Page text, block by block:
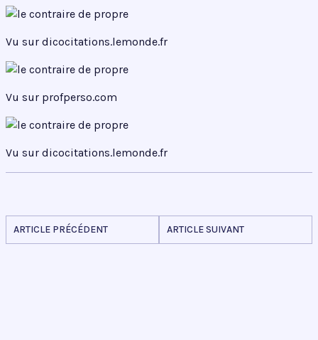
Vu sur dicocitations.lemonde.fr
Vu sur profperso.com
Vu sur dicocitations.lemonde.fr
ARTICLE PRÉCÉDENT ARTICLE SUIVANT